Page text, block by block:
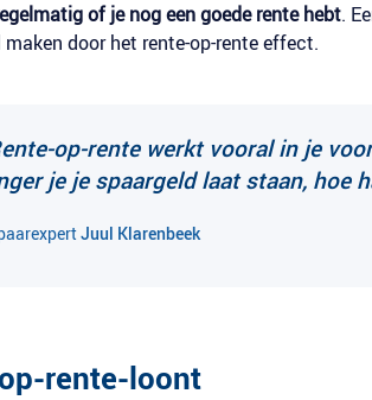
of je nog een goede rente hebt.
door het rente-op-rente effect.
op-rente werkt vooral in je
je je spaargeld laat staan, hoe
Juul Klarenbeek
rente-loont